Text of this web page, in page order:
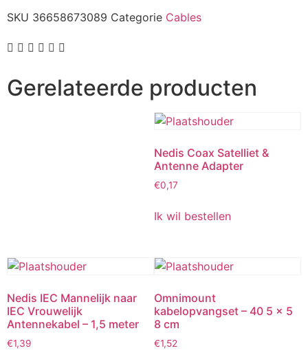
SKU 36658673089 Categorie Cables
Gerelateerde producten
Nedis Coax Satelliet &
Antenne Adapter
€0,17
Ik wil bestellen
Nedis IEC Mannelijk naar
IEC Vrouwelijk
Antennekabel – 1,5 meter
€1,39
Omnimount
kabelopvangset – 40 5 x 5
8 cm
€1,52